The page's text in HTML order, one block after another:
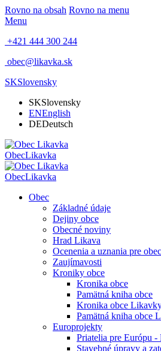
Rovno na obsah Rovno na menu
Menu
+421 444 300 244
obec@likavka.sk
SKSlovensky
SKSlovensky
ENEnglish
DEDeutsch
ObecLikavka
ObecLikavka
Obec
Základné údaje
Dejiny obce
Obecné noviny
Hrad Likava
Ocenenia a uznania pre obec
Zaujímavosti
Kroniky obce
Kronika obce
Pamätná kniha obce
Kronika obce
Pamätná kniha obce
Europrojekty
Priatelia pre Európu -
Stavebné úpravy a